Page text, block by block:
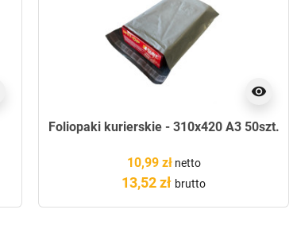
visibility
Foliopaki kurierskie - 310x420 A3 50szt.
10,99 złnetto
13,52 zł brutto